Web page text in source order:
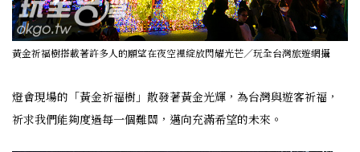
黃金祈福樹搭載著許多人的願望在夜空裡綻放閃耀光芒／玩全台灣旅遊網攝
燈會現場的「黃金祈福樹」散發著黃金光輝，為台灣與遊客祈福，
祈求我們能夠度過每一個難關，邁向充滿希望的未來。